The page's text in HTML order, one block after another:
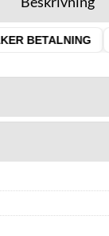
BETALNING